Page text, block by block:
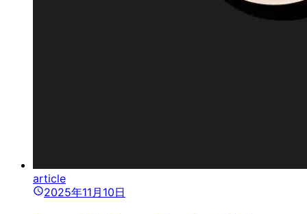
article
2025年11月10日